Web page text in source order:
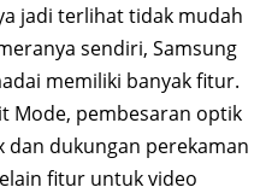
jadi terlihat tidak mudah
sendiri, Samsung
memiliki banyak fitur.
Mode, pembesaran optik
dan dukungan perekaman
fitur untuk video